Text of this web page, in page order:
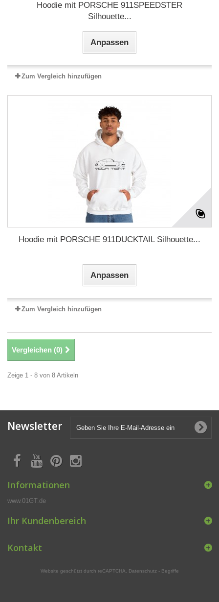
Hoodie mit PORSCHE 911SPEEDSTER
Silhouette...
Anpassen
Zum Vergleich hinzufügen
Hoodie mit PORSCHE 911DUCKTAIL Silhouette...
Anpassen
Zum Vergleich hinzufügen
Vergleichen (0)
Zeige 1 - 8 von 8 Artikeln
Newsletter
Informationen
www.01GT.de
Ihr Kundenbereich
Kontakt
Website geschützt durch reCAPTCHA. Datenschutz - Begriffe